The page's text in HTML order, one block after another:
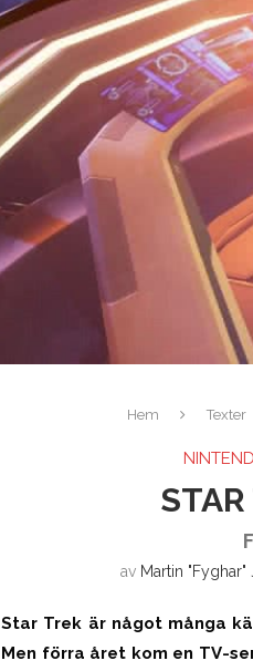
Hem Texter
av Martin "Fyghar"
Star Trek är något många
Men förra året kom en TV-